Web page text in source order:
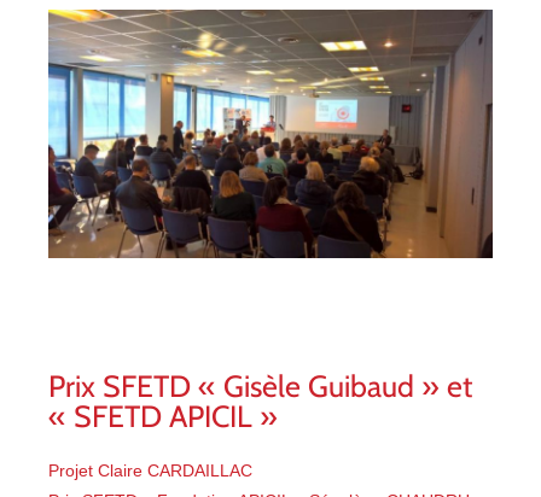
Prix SFETD « Gisèle Guibaud » et
« SFETD APICIL »
Projet Claire CARDAILLAC